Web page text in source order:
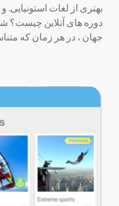
بهتری از لغات استونیایی.
دوره های آنلاین چیست؟
جهان ، در هر زمان که